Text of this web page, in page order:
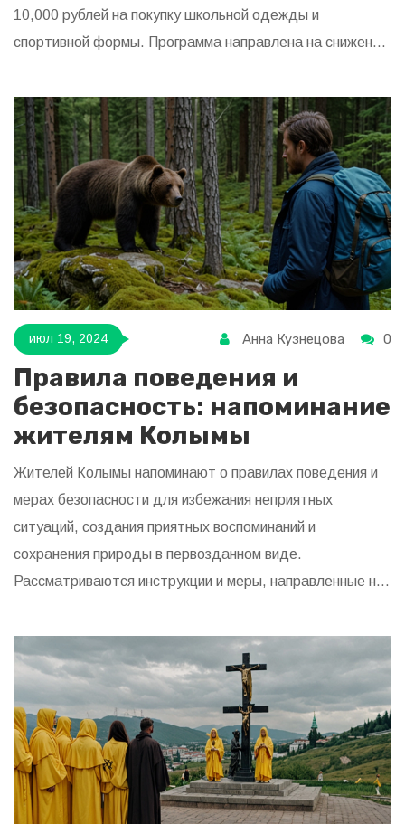
10,000 рублей на покупку школьной одежды и
спортивной формы. Программа направлена на снижение
семьи при подготовке к школе.
июл 19, 2024 Анна Кузнецова 0
Правила поведения и
безопасность: напоминание
жителям Колымы
Жителей Колымы напоминают о правилах поведения и
мерах безопасности для избежания неприятных
ситуаций, создания приятных воспоминаний и
сохранения природы в первозданном виде.
Рассматриваются инструкции и меры, направленные на
окружающей среды.